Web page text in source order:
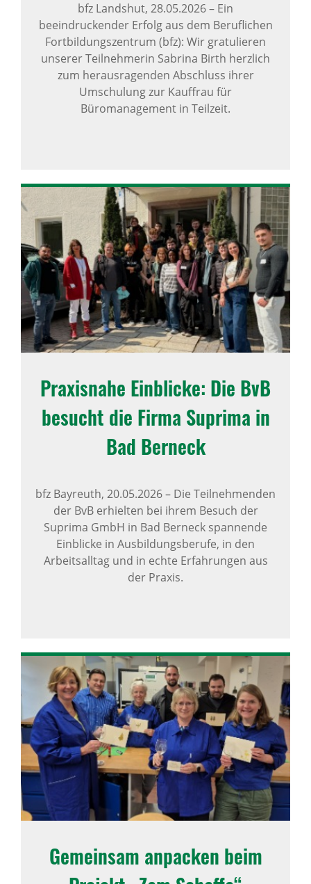
bfz Landshut, 28.05.2026– Ein
beeindruckender Erfolg aus dem Beruflichen
Fortbildungszentrum (bfz): Wir gratulieren
unserer Teilnehmerin Sabrina Birth herzlich
zum herausragenden Abschluss ihrer
Umschulung zur Kauffrau für
Büromanagement in Teilzeit.
Praxis­nahe Einblicke: Die BvB
besucht die Firma Suprima in
Bad Berneck
bfz Bayreuth, 20.05.2026– Die Teilnehmenden
der BvB erhielten bei ihrem Besuch der
Suprima GmbH in Bad Berneck spannende
Einblicke in Ausbildungsberufe, in den
Arbeitsalltag und in echte Erfahrungen aus
der Praxis.
Gemeinsam anpa­cken beim